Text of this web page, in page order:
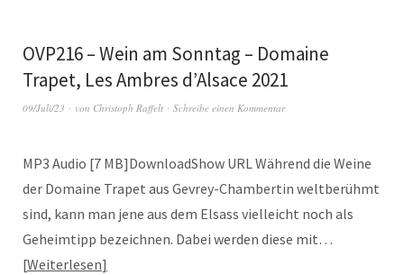
OVP216 – Wein am Sonntag – Domaine
Trapet, Les Ambres d’Alsace 2021
09/Juli/23 von Christoph Raffelt Schreibe einen Kommentar
MP3 Audio [7 MB]DownloadShow URL Während die Weine
der Domaine Trapet aus Gevrey-Chambertin weltberühmt
sind, kann man jene aus dem Elsass vielleicht noch als
Geheimtipp bezeichnen. Dabei werden diese mit…
Weiterlesen